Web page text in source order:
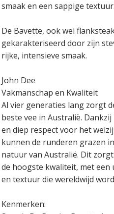
smaak en een sappige textuur.
De Bavette, ook wel
gekarakteriseerd door zijn
rijke, intensieve smaak.
John Dee
Vakmanschap en Kwaliteit
Al vier generaties lang zorgt
beste vee in Australië.
en diep respect voor het
kunnen de runderen grazen
natuur van Australië. Dit
de hoogste kwaliteit, met een
en textuur die wereldwijd
Kenmerken: